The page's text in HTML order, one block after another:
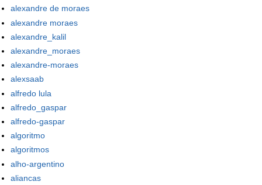
alexandre de moraes
alexandre moraes
alexandre_kalil
alexandre_moraes
alexandre-moraes
alexsaab
alfredo lula
alfredo_gaspar
alfredo-gaspar
algoritmo
algoritmos
alho-argentino
aliancas